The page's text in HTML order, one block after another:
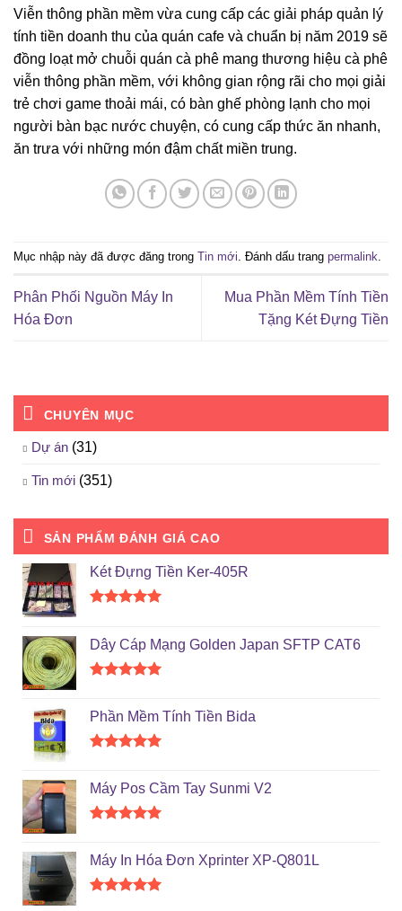
Viễn thông phần mềm vừa cung cấp các giải pháp quản lý
tính tiền doanh thu của quán cafe và chuẩn bị năm 2019 sẽ
đồng loạt mở chuỗi quán cà phê mang thương hiệu cà phê
viễn thông phần mềm, với không gian rộng rãi cho mọi giải
trẻ chơi game thoải mái, có bàn ghế phòng lạnh cho mọi
người bàn bạc nước chuyện, có cung cấp thức ăn nhanh,
ăn trưa với những món đậm chất miền trung.
Mục nhập này đã được đăng trong Tin mới. Đánh dấu trang permalink.
Phân Phối Nguồn Máy In
Hóa Đơn
Mua Phần Mềm Tính Tiền
Tặng Két Đựng Tiền
CHUYÊN MỤC
Dự án (31)
Tin mới (351)
SẢN PHẨM ĐÁNH GIÁ CAO
Két Đựng Tiền Ker-405R
5 sao
Dây Cáp Mạng Golden Japan SFTP CAT6
5 sao
Phần Mềm Tính Tiền Bida
5 sao
Máy Pos Cầm Tay Sunmi V2
5 sao
Máy In Hóa Đơn Xprinter XP-Q801L